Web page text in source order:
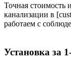
Точная стоимость
канализации в
работаем с
Установка за